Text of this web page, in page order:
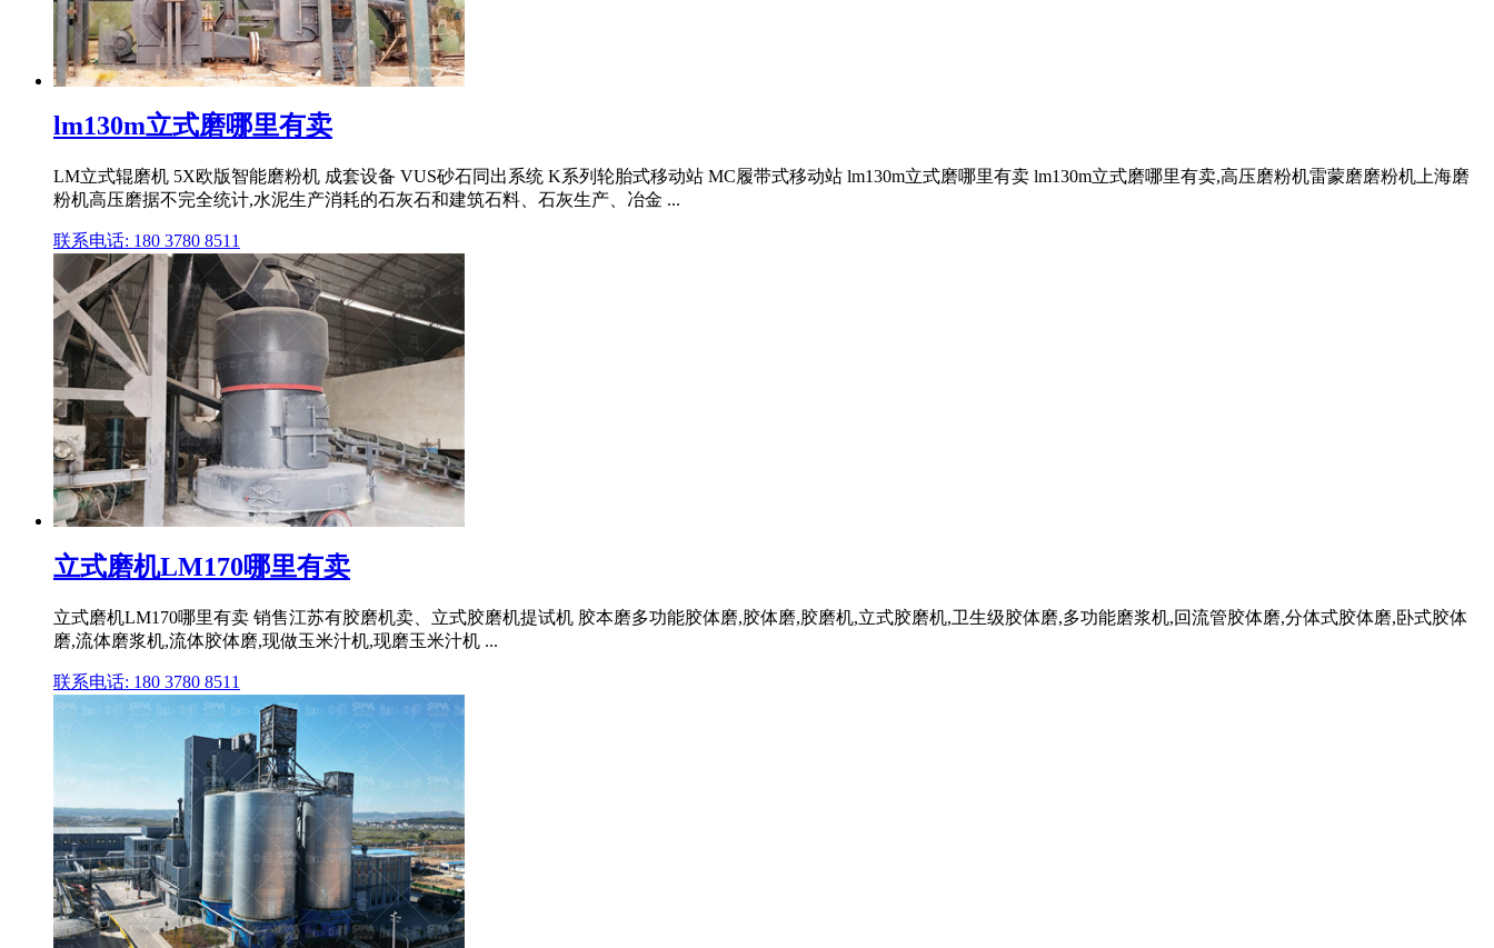
lm130m立式磨哪里有卖
LM立式辊磨机 5X欧版智能磨粉机 成套设备 VUS砂石同出系统 K系列轮胎式移动站 MC履带式移动站 lm130m立式磨哪里有卖 lm130m立式磨哪里有卖,高压磨粉机雷蒙磨磨粉机上海磨
粉机高压磨据不完全统计,水泥生产消耗的石灰石和建筑石料、石灰生产、冶金 ...
联系电话: 180 3780 8511
立式磨机LM170哪里有卖
立式磨机LM170哪里有卖 销售江苏有胶磨机卖、立式胶磨机提试机 胶本磨多功能胶体磨,胶体磨,胶磨机,立式胶磨机,卫生级胶体磨,多功能磨浆机,回流管胶体磨,分体式胶体磨,卧式胶体
磨,流体磨浆机,流体胶体磨,现做玉米汁机,现磨玉米汁机 ...
联系电话: 180 3780 8511